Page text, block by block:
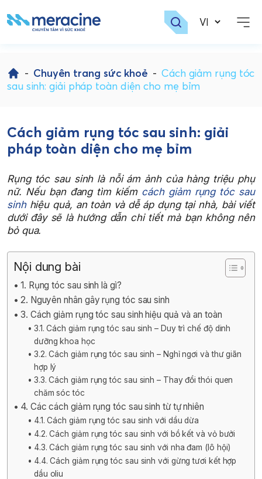
to
content
- Chuyên trang sức khoẻ - Cách giảm rụng tóc
sau sinh: giải pháp toàn diện cho mẹ bỉm
Cách giảm rụng tóc sau sinh: giải
pháp toàn diện cho mẹ bỉm
Rụng tóc sau sinh là nỗi ám ảnh của hàng triệu phụ
nữ. Nếu bạn đang tìm kiếm cách giảm rụng tóc sau
sinhhiệu quả, an toàn và dễ áp dụng tại nhà, bài viết
dưới đây sẽ là hướng dẫn chi tiết mà bạn không nên
bỏ qua.
Nội dung bài
1. Rụng tóc sau sinh là gì?
2. Nguyên nhân gây rụng tóc sau sinh
3. Cách giảm rụng tóc sau sinh hiệu quả và an toàn
3.1. Cách giảm rụng tóc sau sinh – Duy trì chế độ dinh
dưỡng khoa học
3.2. Cách giảm rụng tóc sau sinh – Nghỉ ngơi và thư giãn
hợp lý
3.3. Cách giảm rụng tóc sau sinh – Thay đổi thói quen
chăm sóc tóc
4. Các cách giảm rụng tóc sau sinh từ tự nhiên
4.1. Cách giảm rụng tóc sau sinh với dầu dừa
4.2. Cách giảm rụng tóc sau sinh với bồ kết và vỏ bưởi
4.3. Cách giảm rụng tóc sau sinh với nha đam (lô hội)
4.4. Cách giảm rụng tóc sau sinh với gừng tươi kết hợp
dầu oliu